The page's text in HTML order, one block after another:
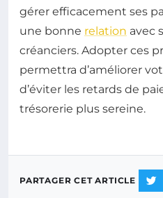
gérer efficacement ses
une bonne relation avec
créanciers. Adopter ces
permettra d’améliorer
d’éviter les retards de
trésorerie plus sereine.
PARTAGER CET ARTICLE